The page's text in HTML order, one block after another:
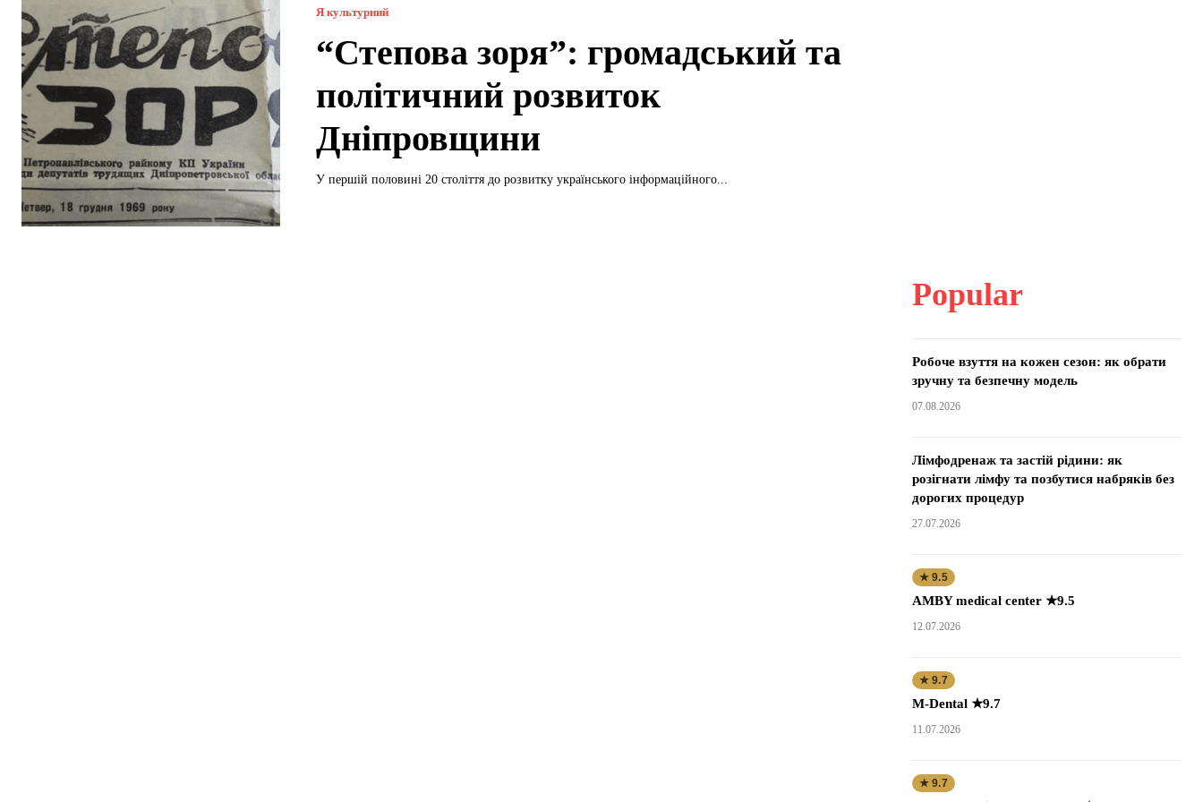
Я культурний
“Степова зоря”: громадський та
політичний розвиток
Дніпровщини
У першій половині 20 століття до розвитку українського інформаційного...
Popular
Робоче взуття на кожен сезон: як обрати
зручну та безпечну модель
07.08.2026
Лімфодренаж та застій рідини: як
розігнати лімфу та позбутися набряків без
дорогих процедур
27.07.2026
★ 9.5
AMBY medical center ★9.5
12.07.2026
★ 9.7
M-Dental ★9.7
11.07.2026
★ 9.7